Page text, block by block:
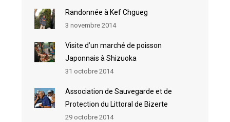
Randonnée à Kef Chgueg
3 novembre 2014
Visite d’un marché de poisson
Japonnais à Shizuoka
31 octobre 2014
Association de Sauvegarde et de
Protection du Littoral de Bizerte
29 octobre 2014